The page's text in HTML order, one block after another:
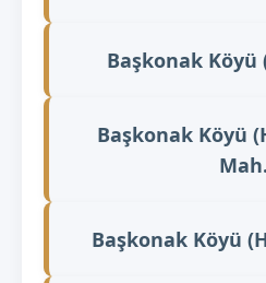
Başkonak Köyü
Başkonak Köyü
Başkonak Köyü